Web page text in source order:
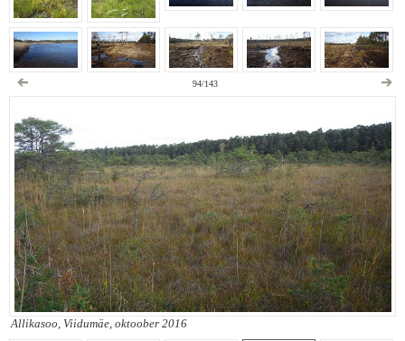
94/143
Allikasoo, Viidumäe, oktoober 2016